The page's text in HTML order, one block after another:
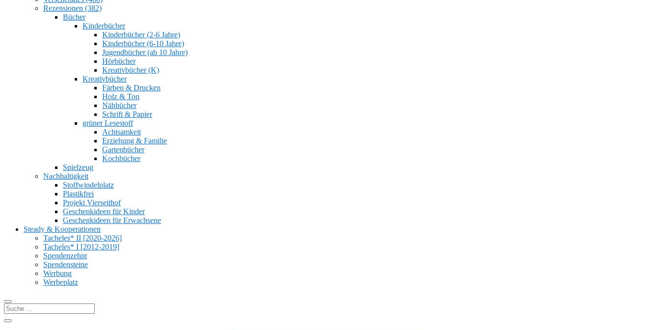
Rezensionen (382)
Bücher
Kinderbücher
Kinderbücher (2-6 Jahre)
Kinderbücher (6-10 Jahre)
Jugendbücher (ab 10 Jahre)
Hörbücher
Kreativbücher (K)
Kreativbücher
Färben & Drucken
Holz & Ton
Nähbücher
Schrift & Papier
grüner Lesestoff
Achtsamkeit
Erziehung & Familie
Gartenbücher
Kochbücher
Spielzeug
Nachhaltigkeit
Stoffwindelplatz
Plastikfrei
Projekt Vierseithof
Geschenkideen für Kinder
Geschenkideen für Erwachsene
Steady & Kooperationen
Tacheles* II [2020-2026]
Tacheles* I [2012-2019]
Spendenzehnt
Spendensteine
Werbung
Werbeplatz